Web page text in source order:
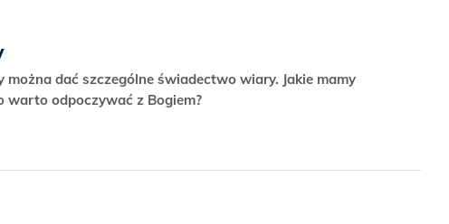
można dać szczególne świadectwo wiary. Jakie mamy
warto odpoczywać z Bogiem?